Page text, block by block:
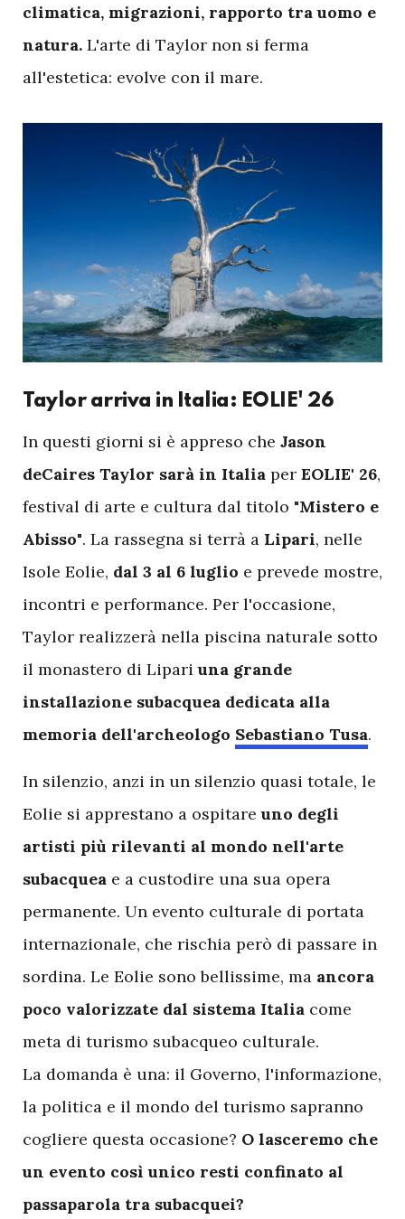
climatica, migrazioni, rapporto tra uomo e
natura. L'arte di Taylor non si ferma
all'estetica: evolve con il mare.
Taylor arriva in Italia: EOLIE' 26
In questi giorni si è appreso che Jason
deCaires Taylor sarà in Italia per EOLIE' 26,
festival di arte e cultura dal titolo "Mistero e
Abisso". La rassegna si terrà a Lipari, nelle
Isole Eolie, dal 3 al 6 luglio e prevede mostre,
incontri e performance. Per l'occasione,
Taylor realizzerà nella piscina naturale sotto
il monastero di Lipariuna grande
installazione subacquea dedicata alla
memoria dell'archeologo Sebastiano Tusa.
In silenzio, anzi in un silenzio quasi totale, le
Eolie si apprestano a ospitareuno degli
artisti più rilevanti al mondo nell'arte
subacquea e a custodire una sua opera
permanente. Un evento culturale di portata
internazionale, che rischia però di passare in
sordina. Le Eolie sono bellissime, ma ancora
poco valorizzate dal sistema Italia come
meta di turismo subacqueo culturale.
La domanda è una: il Governo, l'informazione,
la politica e il mondo del turismo sapranno
cogliere questa occasione? O lasceremo che
un evento così unico resti confinato al
passaparola tra subacquei?